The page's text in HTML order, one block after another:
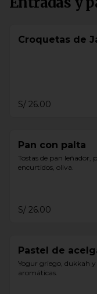
Croquetas de
S/ 26.00
Pan con palta
Tostas de pan leñador,
encurtidos, oliva.
S/ 26.00
Pastel de
Yogur griego, dukkah
aromáticas.